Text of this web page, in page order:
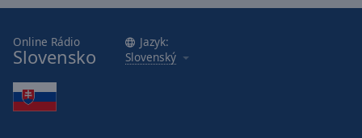
Online Rádio
Slovensko
Jazyk:
Slovenský